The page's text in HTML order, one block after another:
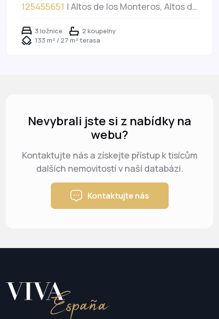
125455651 | Altos de los Monteros, Altos de
3 ložnice
2 koupelny
133 m² / 27 m² terasa
Nevybrali jste si z nabídky na
webu?
Kontaktujte nás a získejte přístup k tisícům
dalších nemovitostí v naší databázi.
Kontaktujte nás